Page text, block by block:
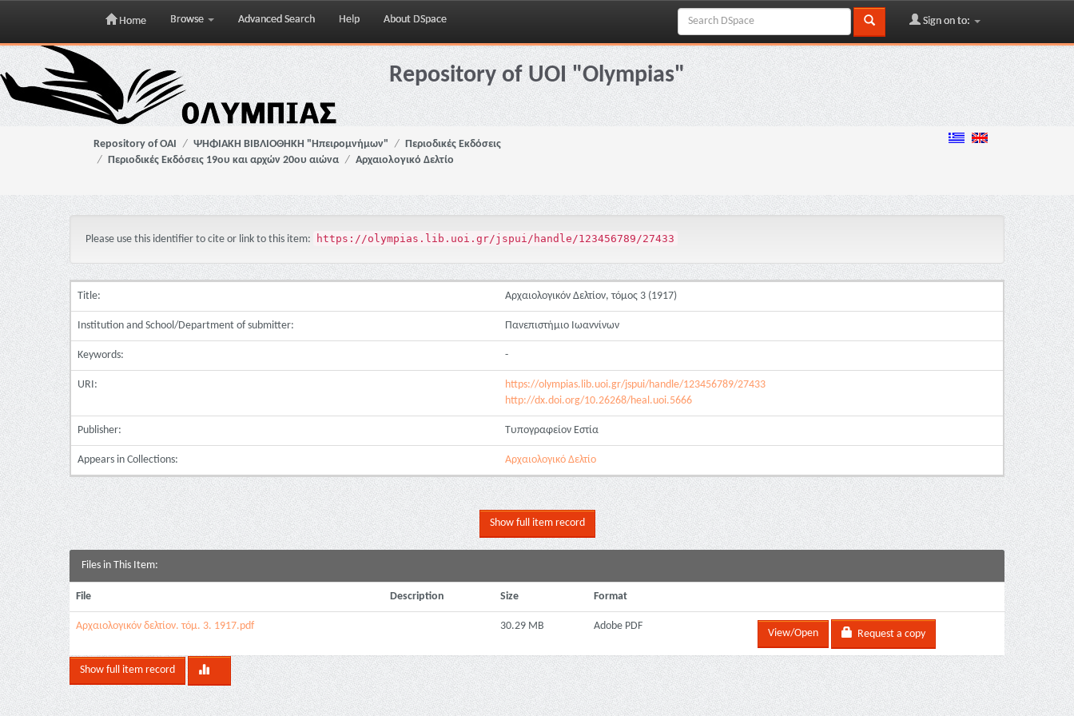
Skip
navigation
Home Browse Advanced Search Help About DSpace Sign on to:
Repository of UOI "Olympias"
Repository of OAI ΨΗΦΙΑΚΗ ΒΙΒΛΙΟΘΗΚΗ "Ηπειρομνήμων"
Περιοδικές Εκδόσεις
Περιοδικές Εκδόσεις 19ου και αρχών 20ου αιώνα
Αρχαιολογικό Δελτίο
Please use this identifier to cite or link to this item: https://olympias.lib.uoi.gr/jspui/handle/123456789/27433
Title: Αρχαιολογικόν Δελτίον, τόμος 3 (1917)
Institution and School/Department of submitter: Πανεπιστήμιο Ιωαννίνων
Keywords: -
URI:
https://olympias.lib.uoi.gr/jspui/handle/123456789/27433
http://dx.doi.org/10.26268/heal.uoi.5666
Publisher: Τυπογραφείον Εστία
Appears in Collections: Αρχαιολογικό Δελτίο
Show full item record
Files in This Item:
File Description Size Format
Αρχαιολογικόν δελτίον. τόμ. 3. 1917.pdf 30.29 MB Adobe PDF
View/Open Request a copy
Show full item record